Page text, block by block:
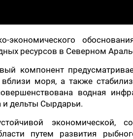
экономического
ресурсов в Северном
компонент
моря, а также
водная
и дельты Сырдарьи.
экономической,
путем развития